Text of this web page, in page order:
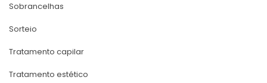
Sobrancelha
Sorteio
Tratamento capilar
Tratamento estético